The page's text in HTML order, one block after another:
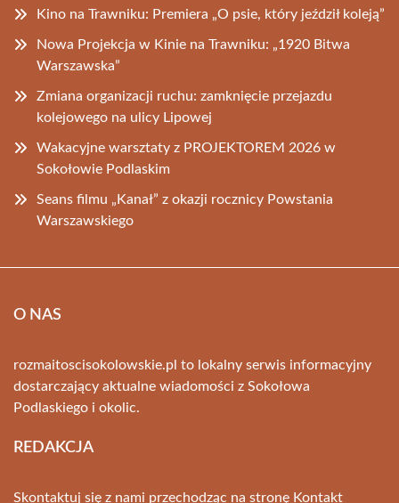
Kino na Trawniku: Premiera „O psie, który jeździł koleją”
Nowa Projekcja w Kinie na Trawniku: „1920 Bitwa
Warszawska”
Zmiana organizacji ruchu: zamknięcie przejazdu
kolejowego na ulicy Lipowej
Wakacyjne warsztaty z PROJEKTOREM 2026 w
Sokołowie Podlaskim
Seans filmu „Kanał” z okazji rocznicy Powstania
Warszawskiego
O NAS
rozmaitoscisokolowskie.pl to lokalny serwis informacyjny
dostarczający aktualne wiadomości z Sokołowa
Podlaskiego i okolic.
REDAKCJA
Skontaktuj się z nami przechodząc na stronę Kontakt